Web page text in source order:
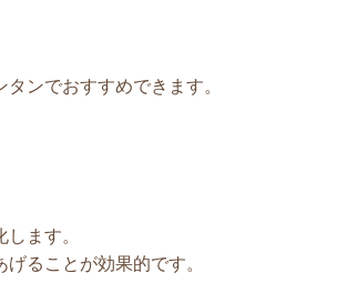
ンでおすすめできます。
ます。
ることが効果的です。